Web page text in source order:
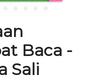
Baca -
Sali